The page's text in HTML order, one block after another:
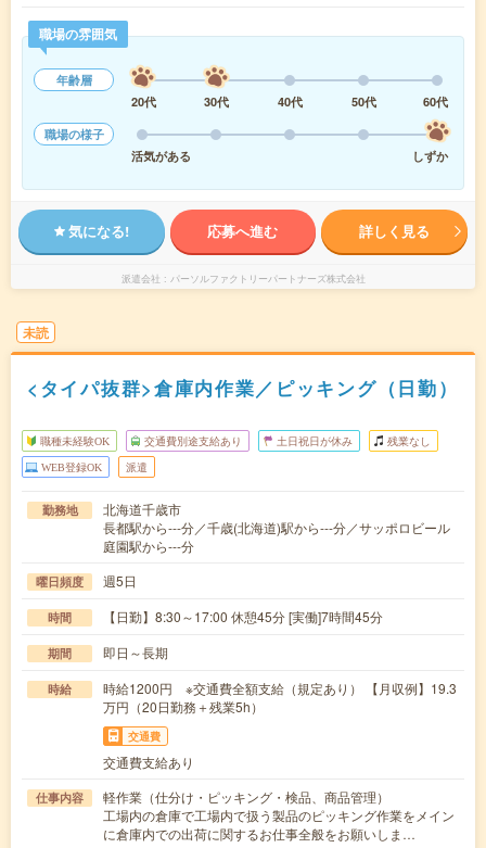
職場の雰囲気
年齢層
20代
30代 40代 50代
60代
職場の様子
活気がある
しずか
気になる! 応募へ進む 詳しく見る
派遣会社 パーソルファクトリーパートナーズ株式会社
未読
<タイパ抜群>倉庫内作業／ピッキング（日勤）
職種未経験OK 交通費別途支給あり 土日祝日が休み 残業なし
WEB登録OK 派遣
勤務地
北海道千歳市
長都駅から---分／千歳(北海道)駅から---分／サッポロビール
庭園駅から---分
曜日頻度 週5日
時間 【日勤】8:30～17:00 休憩45分 [実働]7時間45分
期間 即日～長期
時給
時給1200円 ※交通費全額支給（規定あり） 【月収例】19.3
万円（20日勤務＋残業5h）
交通費
交通費支給あり
仕事内容
軽作業（仕分け・ピッキング・検品、商品管理）
工場内の倉庫で工場内で扱う製品のピッキング作業をメイン
に倉庫内での出荷に関するお仕事全般をお願いしま…